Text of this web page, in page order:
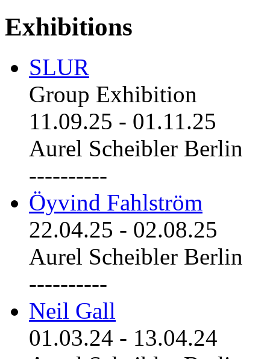
Exhibitions
SLUR
Group Exhibition
11.09.25 - 01.11.25
Aurel Scheibler Berlin
----------
Öyvind Fahlström
22.04.25 - 02.08.25
Aurel Scheibler Berlin
----------
Neil Gall
01.03.24 - 13.04.24